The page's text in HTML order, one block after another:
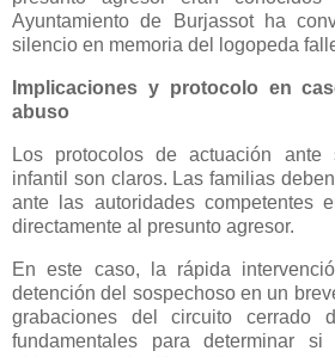
Ayuntamiento de Burjassot ha
silencio en memoria del logopeda
Implicaciones y protocolo en
abuso
Los protocolos de actuación ante
infantil son claros. Las familias
ante las autoridades competentes
directamente al presunto agresor.
En este caso, la rápida
detención del sospechoso en un
grabaciones del circuito cerrado
fundamentales para determinar